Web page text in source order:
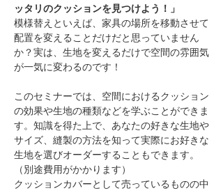
ッタリのクッションを見つけよう！」
模様替えといえば、家具の場所を移動させて
配置を変えることだけだと思っていません
か？実は、生地を変えるだけで空間の雰囲気
が一気に変わるのです！
このセミナーでは、空間におけるクッション
の効果や生地の種類などを学ぶことができま
す。知識を得た上で、あなたの好きな生地や
サイズ、縫製の方法を知って実際にお好きな
生地を選びオーダーすることもできます。
（別途費用がかかります）
クッションカバーとして売っているものの中